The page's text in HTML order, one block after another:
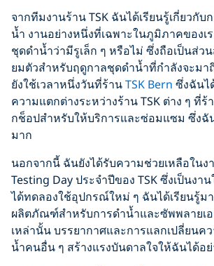
จากทีมงานร้าน TSK ฉันได้เรียนรู้เกี่ยวกั
น้ำ งานอย่างหนึ่งที่เฉพาะในภูมิภาคของเ
ชุดดำน้ำว่ามีรูเล็ก ๆ หรือไม่ ซึ่งถือเป็นส่ว
ยมตัวสำหรับฤดูกาลชุดดำน้ำที่กำลังจะม
ยังใช้เวลาหนึ่งวันที่ร้านTSK Bern ซึ่งฉันไ
ความแตกต่างระหว่างร้าน TSK ต่าง ๆ ที่ร้
กช็อปสำหรับให้บริการและซ่อมแซม ซึ่งฉั
มาก
นอกจากนี้ ฉันยังได้รับความช่วยเหลือในง
Testing Day ประจำปีของ TSK ซึ่งเป็นง
ได้ทดลองใช้อุปกรณ์ใหม่ ๆ ฉันได้เรียนรู้ม
ผลิตภัณฑ์สำหรับการดำน้ำและซัพพลายเ
เหล่านั้น บรรยากาศและการแลกเปลี่ยนค
น้ำคนอื่น ๆ สร้างแรงบันดาลใจให้ฉันได้อย่